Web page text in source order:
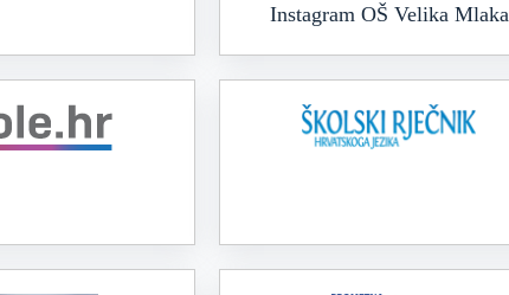
Instagram OŠ Velika Mlaka